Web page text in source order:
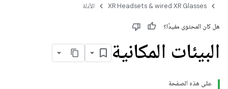
XR Headsets & wired XR Glasses
الأدلة
هل كان المحتوى مفيدًا؟
البيئات المكانية
على هذه الصفحة